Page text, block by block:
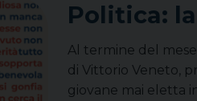
Politica:
Al termine del
di Vittorio Veneto,
giovane mai eletta